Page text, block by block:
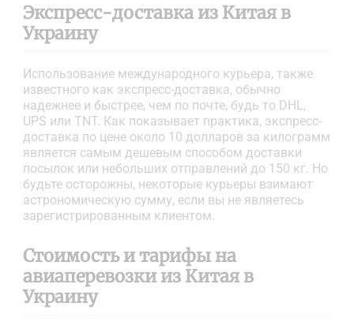
Экспресс-доставка из Китая в
Украину
Использование международного курьера, также
известного как экспресс-доставка, обычно
надежнее и быстрее, чем по почте, будь то DHL,
UPS или TNT. Как показывает практика, экспресс-
доставка по цене около 10 долларов за килограмм
является самым дешевым способом доставки
посылок или небольших отправлений до 150 кг. Но
будьте осторожны, некоторые курьеры взимают
астрономическую сумму, если вы не являетесь
зарегистрированным клиентом.
Стоимость и тарифы на
авиаперевозки из Китая в
Украину